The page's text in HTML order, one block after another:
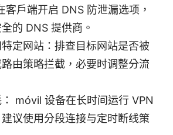
客户端开启 DNS 防泄漏选项，
的 DNS 提供商。
定网站：排查目标网站是否被
由策略拦截，必要时调整分流
móvil 设备在长时间运行 VPN
议使用分段连接与定时断线策